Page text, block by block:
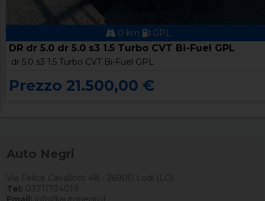
0 km GPL
DR dr 5.0 dr 5.0 s3 1.5 Turbo CVT Bi-Fuel GPL
dr 5.0 s3 1.5 Turbo CVT Bi-Fuel GPL
Prezzo 21.500,00 €
Auto Negri
Via Felice Cavallotti 48 - 26900 Lodi (LO)
Tel: 03711734019